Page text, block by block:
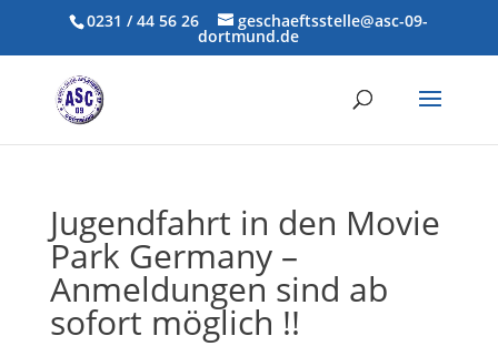
0231 / 44 56 26 geschaeftsstelle@asc-09-
dortmund.de
Jugendfahrt in den Movie
Park Germany –
Anmeldungen sind ab
sofort möglich !!